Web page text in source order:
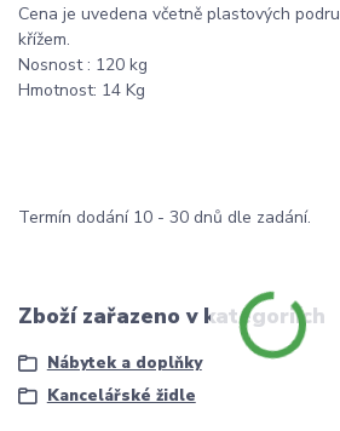
Cena je uvedena včetně plastových
křížem.
Nosnost : 120 kg
Hmotnost: 14 Kg
Termín dodání 10 - 30 dnů dle zadání.
Zboží zařazeno v kategoriích
Nábytek a doplňky
Kancelářské židle